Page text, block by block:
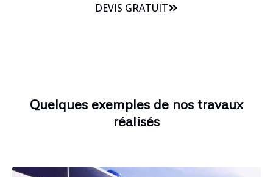
DEVIS GRATUIT
Quelques exemples de nos travaux
réalisés